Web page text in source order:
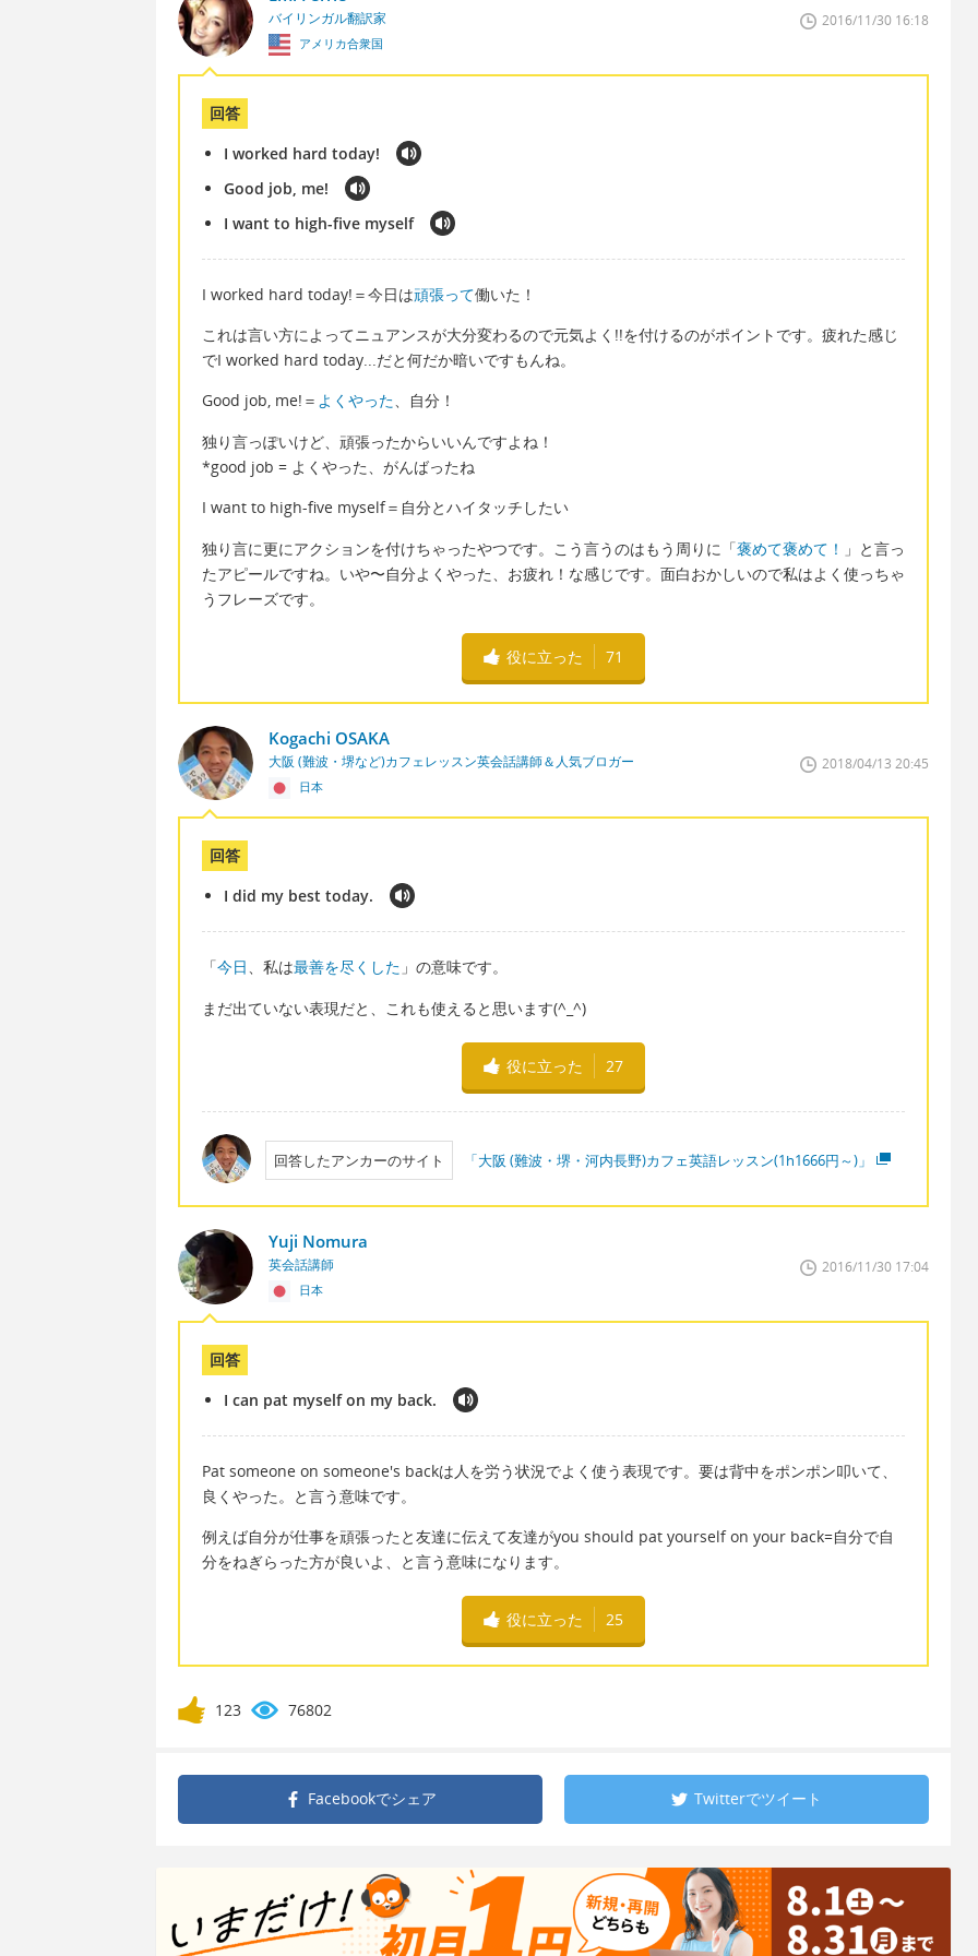
バイリンガル翻訳家
アメリカ合衆国
2016/11/30 16:18
回答
I worked hard today!
Good job, me!
I want to high-five myself
I worked hard today!＝今日は頑張って働いた！
これは言い方によってニュアンスが大分変わるので元気よく!!を付けるのがポイントです。疲れた感じ
でI worked hard today...だと何だか暗いですもんね。
Good job, me!＝ よくやった、自分！
独り言っぽいけど、頑張ったからいいんですよね！
*good job = よくやった、がんばったね
I want to high-five myself＝自分とハイタッチしたい
独り言に更にアクションを付けちゃったやつです。こう言うのはもう周りに「褒めて褒めて！ 」と言っ
たアピールですね。いや〜自分よくやった、お疲れ！な感じです。面白おかしいので私はよく使っちゃ
うフレーズです。
役に立った 71
Kogachi OSAKA
大阪 (難波・堺など)カフェレッスン英会話講師＆人気ブロガー
日本
2018/04/13 20:45
回答
I did my best today.
「今日、私は最善を尽くした 」の意味です。
まだ出ていない表現だと、これも使えると思います(^_^)
役に立った 27
回答したアンカーのサイト 「大阪 (難波・堺・河内長野)カフェ英語レッスン(1h1666円～)」
Yuji Nomura
英会話講師
日本
2016/11/30 17:04
回答
I can pat myself on my back.
Pat someone on someone's backは人を労う状況でよく使う表現です。要は背中をポンポン叩いて、
良くやった。と言う意味です。
例えば自分が仕事を頑張ったと友達に伝えて友達がyou should pat yourself on your back=自分で自
分をねぎらった方が良いよ、と言う意味になります。
役に立った 25
123 76802
Facebookでシェア Twitterでツイート